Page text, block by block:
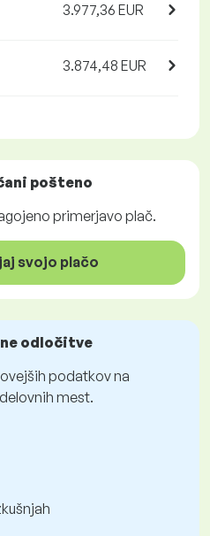
3.977,36 EUR
3.874,48 EUR
pošteno
primerjavo plač.
svojo plačo
odločitve
podatkov na
mest.